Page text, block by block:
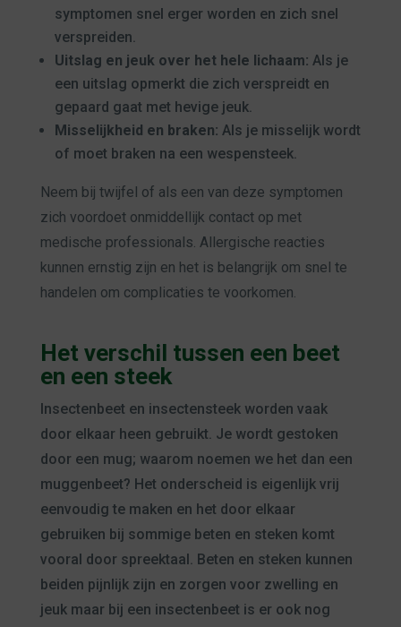
symptomen snel erger worden en zich snel
verspreiden.
Uitslag en jeuk over het hele lichaam: Als je
een uitslag opmerkt die zich verspreidt en
gepaard gaat met hevige jeuk.
Misselijkheid en braken: Als je misselijk wordt
of moet braken na een wespensteek.
Neem bij twijfel of als een van deze symptomen
zich voordoet onmiddellijk contact op met
medische professionals. Allergische reacties
kunnen ernstig zijn en het is belangrijk om snel te
handelen om complicaties te voorkomen.
Het verschil tussen een beet
en een steek
Insectenbeet en insectensteek worden vaak
door elkaar heen gebruikt. Je wordt gestoken
door een mug; waarom noemen we het dan een
muggenbeet? Het onderscheid is eigenlijk vrij
eenvoudig te maken en het door elkaar
gebruiken bij sommige beten en steken komt
vooral door spreektaal. Beten en steken kunnen
beiden pijnlijk zijn en zorgen voor zwelling en
jeuk maar bij een insectenbeet is er ook nog